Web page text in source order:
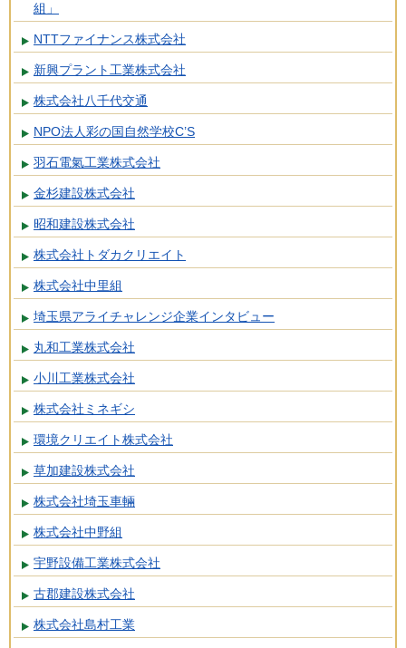
組」
NTTファイナンス株式会社
新興プラント工業株式会社
株式会社八千代交通
NPO法人彩の国自然学校C’S
羽石電氣工業株式会社
金杉建設株式会社
昭和建設株式会社
株式会社トダカクリエイト
株式会社中里組
埼玉県アライチャレンジ企業インタビュー
丸和工業株式会社
小川工業株式会社
株式会社ミネギシ
環境クリエイト株式会社
草加建設株式会社
株式会社埼玉車輛
株式会社中野組
宇野設備工業株式会社
古郡建設株式会社
株式会社島村工業